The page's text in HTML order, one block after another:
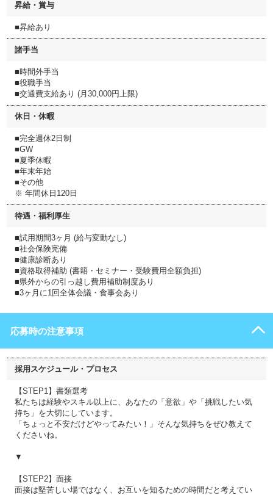
昇給・賞与
■昇給あり
諸手当
■時間外手当
■役職手当
■交通費支給あり (月30,000円上限)
休日・休暇
■完全週休2日制
■GW
■夏季休暇
■年末年始
■その他
※ 年間休日120日
待遇・福利厚生
■試用期間3ヶ月 (給与変動なし)
■社会保険完備
■健康診断あり
■資格取得補助 (書籍・セミナー・受験費用全額負担)
■県外からの引っ越し費用補助制度あり
■3ヶ月に1回全体会議・食事会あり
応募時の注意事項
採用スケジュール・プロセス
【STEP1】書類選考
私たちは経験やスキル以上に、あなたの「意欲」や「挑戦したい気
持ち」を大切にしています。
「ちょっと不安だけどやってみたい！」そんな気持ちをぜひ教えて
くださいね。
▼
【STEP2】面接
面接は堅苦しい場ではなく、お互いを知るための時間だと考えてい